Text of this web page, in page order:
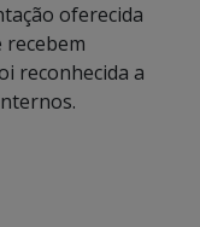
oferecida
recebem
reconhecida a